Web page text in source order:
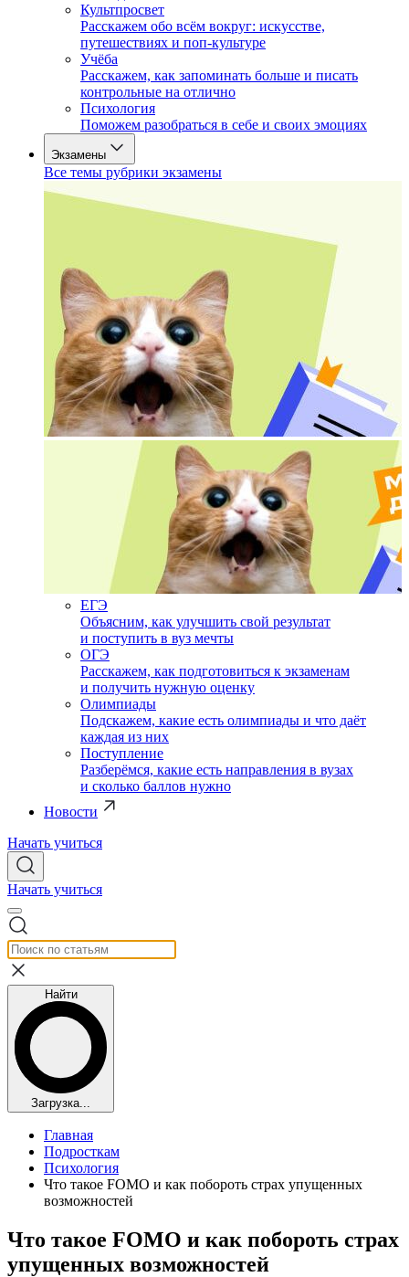
Культпросвет
Расскажем обо всём вокруг: искусстве,
путешествиях и поп-культуре
Учёба
Расскажем, как запоминать больше и писать
контрольные на отлично
Психология
Поможем разобраться в себе и своих эмоциях
Экзамены
Все темы рубрики экзамены
ЕГЭ
Объясним, как улучшить свой результат
и поступить в вуз мечты
ОГЭ
Расскажем, как подготовиться к экзаменам
и получить нужную оценку
Олимпиады
Подскажем, какие есть олимпиады и что даёт
каждая из них
Поступление
Разберёмся, какие есть направления в вузах
и сколько баллов нужно
Новости
Начать учиться
Начать учиться
Найти
Загрузка...
Главная
Подросткам
Психология
Что такое FOMO и как побороть страх упущенных
возможностей
Что такое FOMO и как побороть страх
упущенных возможностей